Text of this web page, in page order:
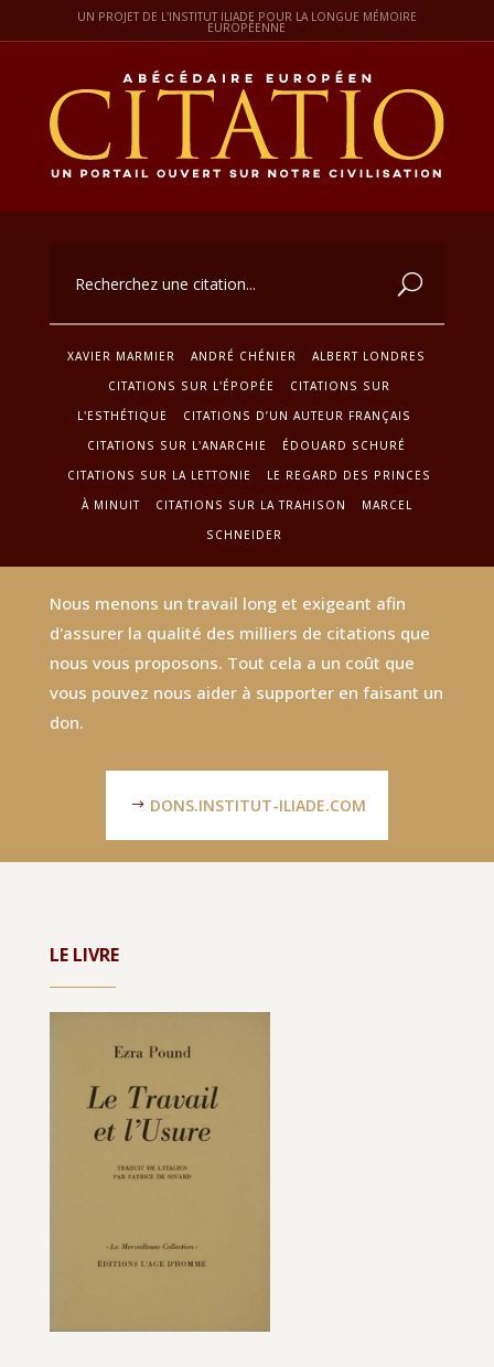
UN PROJET DE L'INSTITUT ILIADE POUR LA LONGUE MÉMOIRE
EUROPÉENNE
XAVIER MARMIER ANDRÉ CHÉNIER
ALBERT LONDRES
CITATIONS SUR L'ÉPOPÉE
CITATIONS SUR
L'ESTHÉTIQUE
CITATIONS D’UN AUTEUR FRANÇAIS
CITATIONS SUR L'ANARCHIE
ÉDOUARD SCHURÉ
CITATIONS SUR LA LETTONIE
LE REGARD DES PRINCES
À MINUIT
CITATIONS SUR LA TRAHISON
MARCEL
SCHNEIDER
Nous menons un travail long et exigeant afin
d'assurer la qualité des milliers de citations que
nous vous proposons. Tout cela a un coût que
vous pouvez nous aider à supporter en faisant un
don.
DONS.INSTITUT-ILIADE.COM
LE LIVRE